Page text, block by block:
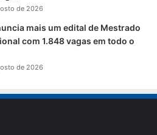
de 2026
mais um edital de Mestrado
com 1.848 vagas em todo o
de 2026